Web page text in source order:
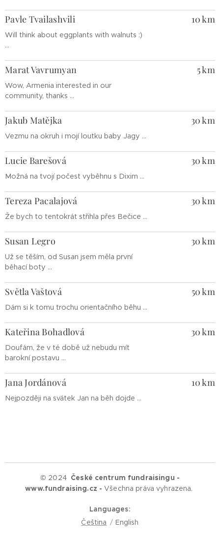
Pavle Tvailashvili
Will think about eggplants with walnuts :)
...
10 km
Marat Vavrumyan
Wow, Armenia interested in our
community, thanks ...
5 km
Jakub Matějka
Vezmu na okruh i mojí loutku baby Jagy ...
30 km
Lucie Barešová
Možná na tvojí počest vyběhnu s Dixim ...
30 km
Tereza Pacalajová
Že bych to tentokrát střihla přes Bečice ...
30 km
Susan Legro
Už se těším, od Susan jsem měla první
běhací boty ...
30 km
Světla Vaštová
Dám si k tomu trochu orientačního běhu ...
50 km
Kateřina Bohadlová
Doufám, že v té době už nebudu mít
barokní postavu ...
30 km
Jana Jordánová
Nejpozději na svátek Jan na běh dojde ...
10 km
© 2024 České centrum fundraisingu -
www.fundraising.cz -Všechna práva vyhrazena.
Languages
Čeština
English